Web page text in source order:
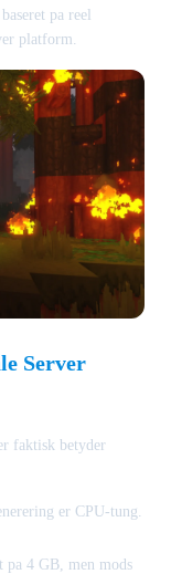
pa reel
platform.
Server
faktisk betyder
er CPU-tung.
4 GB, men mods